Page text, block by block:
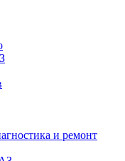
и ремонт